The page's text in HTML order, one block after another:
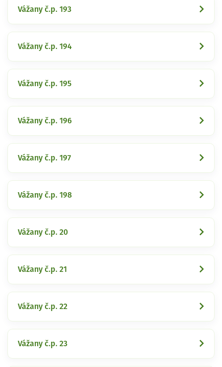
Vážany č.p. 193
Vážany č.p. 194
Vážany č.p. 195
Vážany č.p. 196
Vážany č.p. 197
Vážany č.p. 198
Vážany č.p. 20
Vážany č.p. 21
Vážany č.p. 22
Vážany č.p. 23